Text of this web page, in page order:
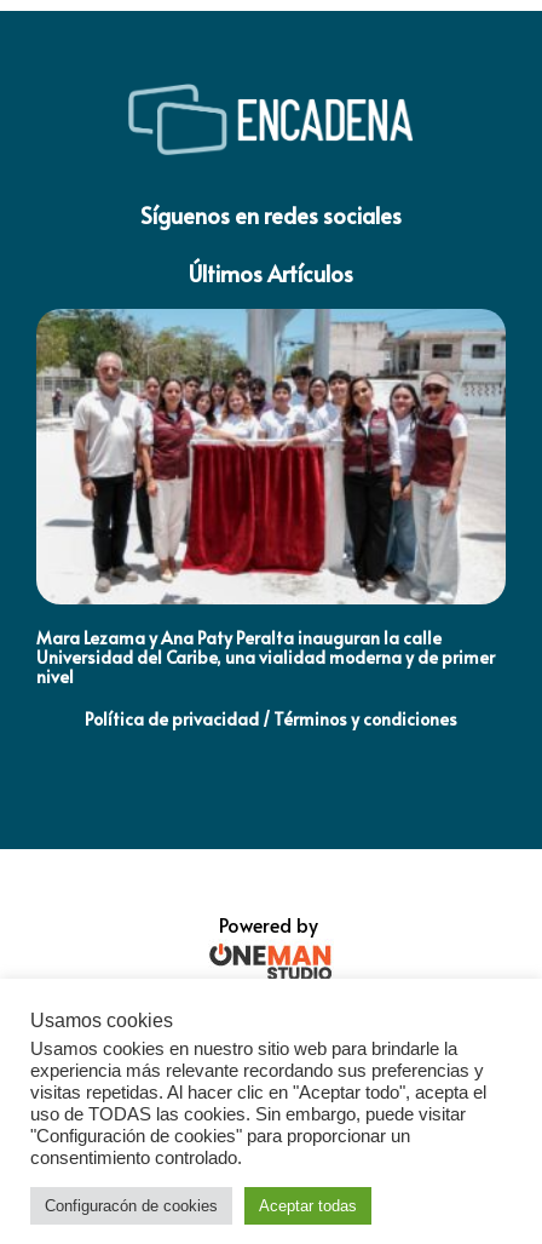
Síguenos en redes sociales
Últimos Artículos
Mara Lezama y Ana Paty Peralta inauguran la calle
Universidad del Caribe, una vialidad moderna y de primer
nivel
Política de privacidad / Términos y condiciones
Powered by
Usamos cookies
Usamos cookies en nuestro sitio web para brindarle la
experiencia más relevante recordando sus preferencias y
visitas repetidas. Al hacer clic en "Aceptar todo", acepta el
uso de TODAS las cookies. Sin embargo, puede visitar
"Configuración de cookies" para proporcionar un
consentimiento controlado.
Configuracón de cookies Aceptar todas